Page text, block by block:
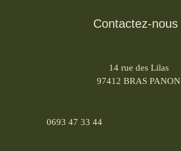
Contactez-nous
14 rue des Lilas
97412 BRAS PANON
0693 47 33 44